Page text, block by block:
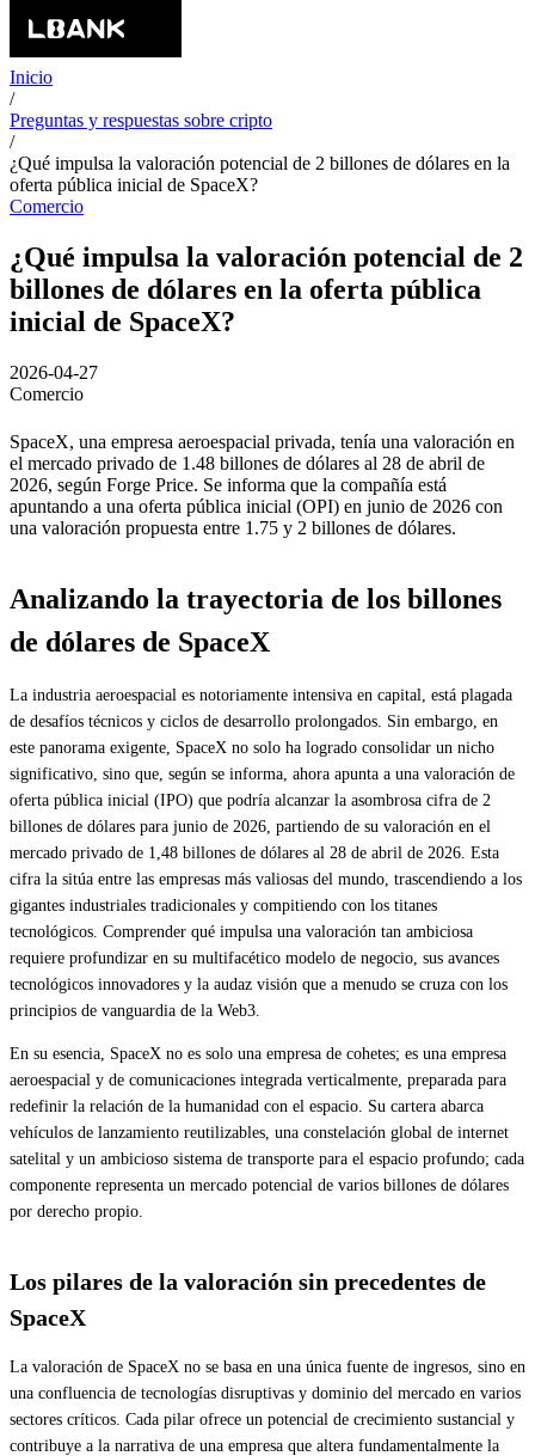
Inicio
/
Preguntas y respuestas sobre cripto
/
¿Qué impulsa la valoración potencial de 2 billones de dólares en la
oferta pública inicial de SpaceX?
Comercio
¿Qué impulsa la valoración potencial de 2
billones de dólares en la oferta pública
inicial de SpaceX?
2026-04-27
Comercio
SpaceX, una empresa aeroespacial privada, tenía una valoración en
el mercado privado de 1.48 billones de dólares al 28 de abril de
2026, según Forge Price. Se informa que la compañía está
apuntando a una oferta pública inicial (OPI) en junio de 2026 con
una valoración propuesta entre 1.75 y 2 billones de dólares.
Analizando la trayectoria de los billones
de dólares de SpaceX
La industria aeroespacial es notoriamente intensiva en capital, está plagada
de desafíos técnicos y ciclos de desarrollo prolongados. Sin embargo, en
este panorama exigente, SpaceX no solo ha logrado consolidar un nicho
significativo, sino que, según se informa, ahora apunta a una valoración de
oferta pública inicial (IPO) que podría alcanzar la asombrosa cifra de 2
billones de dólares para junio de 2026, partiendo de su valoración en el
mercado privado de 1,48 billones de dólares al 28 de abril de 2026. Esta
cifra la sitúa entre las empresas más valiosas del mundo, trascendiendo a los
gigantes industriales tradicionales y compitiendo con los titanes
tecnológicos. Comprender qué impulsa una valoración tan ambiciosa
requiere profundizar en su multifacético modelo de negocio, sus avances
tecnológicos innovadores y la audaz visión que a menudo se cruza con los
principios de vanguardia de la Web3.
En su esencia, SpaceX no es solo una empresa de cohetes; es una empresa
aeroespacial y de comunicaciones integrada verticalmente, preparada para
redefinir la relación de la humanidad con el espacio. Su cartera abarca
vehículos de lanzamiento reutilizables, una constelación global de internet
satelital y un ambicioso sistema de transporte para el espacio profundo; cada
componente representa un mercado potencial de varios billones de dólares
por derecho propio.
Los pilares de la valoración sin precedentes de
SpaceX
La valoración de SpaceX no se basa en una única fuente de ingresos, sino en
una confluencia de tecnologías disruptivas y dominio del mercado en varios
sectores críticos. Cada pilar ofrece un potencial de crecimiento sustancial y
contribuye a la narrativa de una empresa que altera fundamentalmente la